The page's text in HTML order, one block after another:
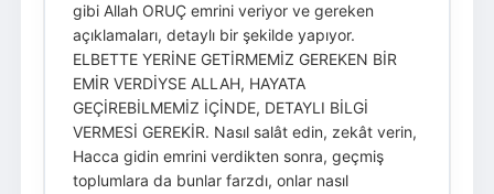
gibi Allah ORUÇ emrini veriyor ve gereken
açıklamaları, detaylı bir şekilde yapıyor.
ELBETTE YERİNE GETİRMEMİZ GEREKEN BİR
EMİR VERDİYSE ALLAH, HAYATA
GEÇİREBİLMEMİZ İÇİNDE, DETAYLI BİLGİ
VERMESİ GEREKİR. Nasıl salât edin, zekât verin,
Hacca gidin emrini verdikten sonra, geçmiş
toplumlara da bunlar farzdı, onlar nasıl